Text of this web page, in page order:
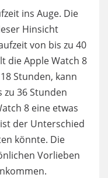
ins Auge. Die
Hinsicht
von bis zu 40
die Apple Watch 8
Stunden, kann
36 Stunden
8 eine etwas
der Unterschied
könnte. Die
Vorlieben